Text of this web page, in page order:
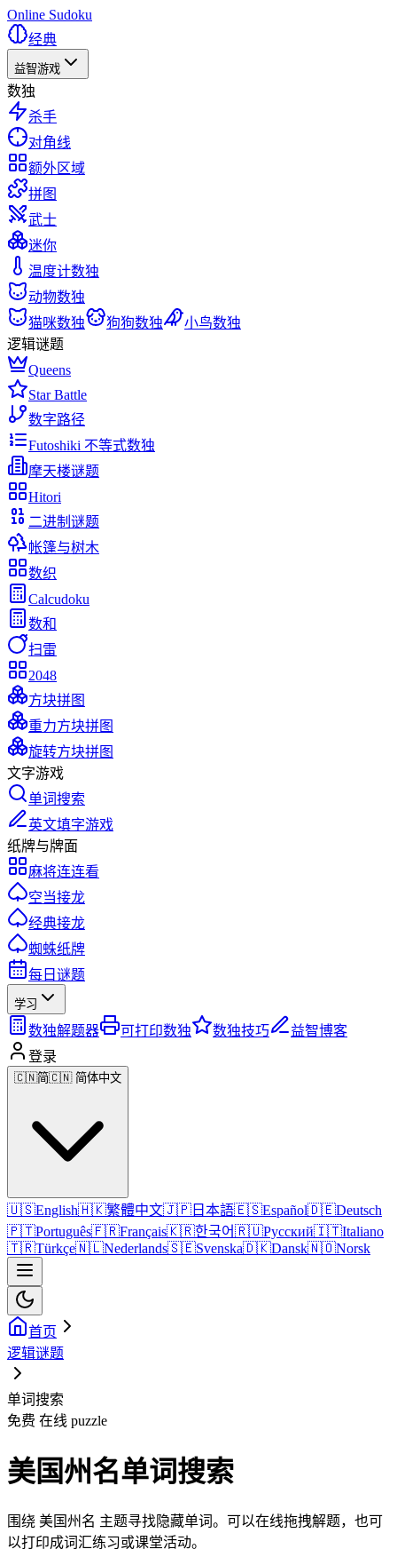
Online Sudoku
经典
益智游戏
数独
杀手
对角线
额外区域
拼图
武士
迷你
温度计数独
动物数独
猫咪数独
狗狗数独
小鸟数独
逻辑谜题
Queens
Star Battle
数字路径
Futoshiki 不等式数独
摩天楼谜题
Hitori
二进制谜题
帐篷与树木
数织
Calcudoku
数和
扫雷
2048
方块拼图
重力方块拼图
旋转方块拼图
文字游戏
单词搜索
英文填字游戏
纸牌与牌面
麻将连连看
空当接龙
经典接龙
蜘蛛纸牌
每日谜题
学习
数独解题器 可打印数独 数独技巧
益智博客
登录
🇨🇳简🇨🇳 简体中文
🇺🇸English🇭🇰繁體中文🇯🇵 日本語🇪🇸Español🇩🇪Deutsch
🇵🇹Português🇫🇷Français🇰🇷한국어🇷🇺Русский🇮🇹Italiano
🇹🇷Türkçe🇳🇱Nederlands🇸🇪Svenska🇩🇰Dansk🇳🇴Norsk
首页
逻辑谜题
单词搜索
免费 在线 puzzle
美国州名单词搜索
围绕 美国州名 主题寻找隐藏单词。可以在线拖拽解题，也可
以打印成词汇练习或课堂活动。